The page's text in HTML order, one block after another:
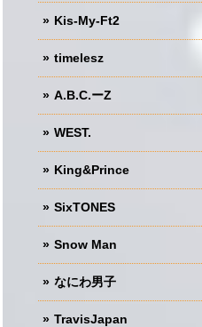
Kis-My-Ft2
timelesz
A.B.C.ーZ
WEST.
King&Prince
SixTONES
Snow Man
なにわ男子
TravisJapan